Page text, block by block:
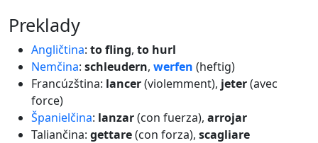
preklady
Angličtina: to fling, to hurl
Nemčina: schleudern, werfen (heftig)
Francúzština: lancer(violemment), jeter(avec
force)
Španielčina: lanzar(con fuerza), arrojar
Taliančina: gettare(con forza), scagliare